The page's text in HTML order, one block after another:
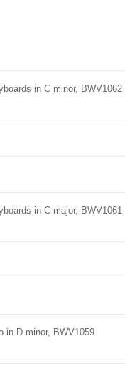
in C minor, BWV1062
in C major, BWV1061
in D minor, BWV1059